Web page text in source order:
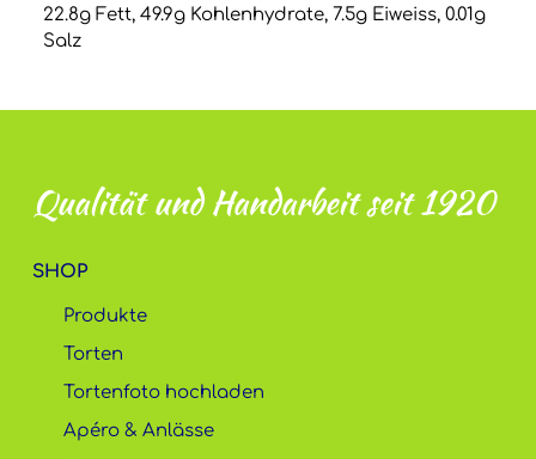
22.8g Fett, 49.9g Kohlenhydrate, 7.5g Eiweiss, 0.01g
Salz
Qualität und Handarbeit seit 1920
SHOP
Produkte
Torten
Tortenfoto hochladen
Apéro & Anlässe